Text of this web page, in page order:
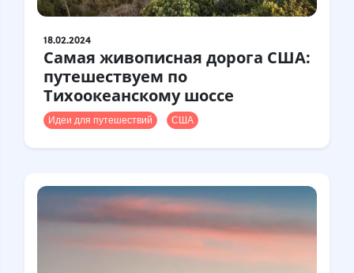
18.02.2024
Самая живописная дорога США:
путешествуем по
Тихоокеанскому шоссе
Идеи для путешествий США